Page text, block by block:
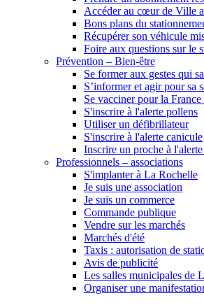
Accéder au cœur de Ville
Bons plans du
Récupérer son véhicule
Foire aux questions sur le
Prévention – Bien-être
Se former aux gestes qui
S’informer et agir pour sa
Se vacciner pour la
S'inscrire à l'alerte pollens
Utiliser un défibrillateur
S'inscrire à l'alerte canicule
Inscrire un proche à
Professionnels – associations
S'implanter à La Rochelle
Je suis une association
Je suis un commerce
Commande publique
Vendre sur les marchés
Marchés d'été
Taxis : autorisation de
Avis de publicité
Les salles municipales de
Organiser une